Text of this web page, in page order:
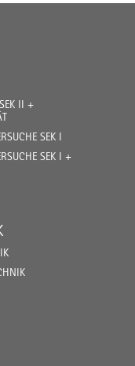
II +
SEK I
SEK I +